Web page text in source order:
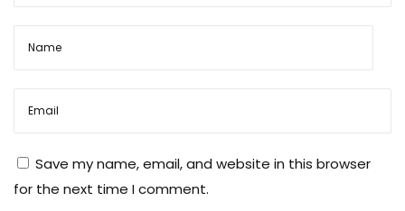
थ
सा
Save my name, email, and website in this browser
for the next time I comment.